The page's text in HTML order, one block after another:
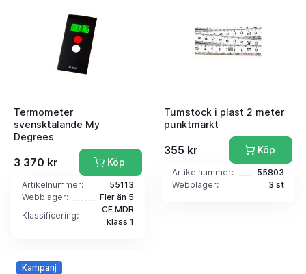
Termometer
svensktalande My
Degrees
3 370 kr Köp
Artikelnummer:
55113
Webblager:
Fler än 5
Klassificering:
CE MDR
klass 1
Tumstock i plast 2 meter
punktmärkt
355 kr Köp
Artikelnummer:
55803
Webblager:
3 st
Kampanj